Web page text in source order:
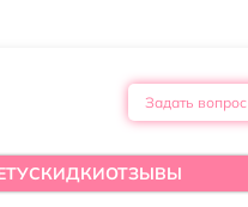
Задать вопрос
СКИДКИОТЗЫВЫ